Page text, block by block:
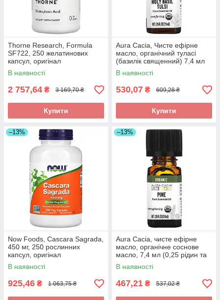
Thorne Research, Formula
SF722, 250 желатинових
капсул, оригінал
В наявності
2 757,64 ₴ 3 169,70 ₴
Купити
Aura Cacia, Чисте ефірне
масло, органічний туласі
(базилік священний) 7,4 мл
(0,25 рідин та си. унції),
оригінал
В наявності
530,07 ₴ 609,28 ₴
Купити
–13%
Now Foods, Cascara Sagrada,
450 мг, 250 рослинних
капсул, оригінал
В наявності
925,46 ₴ 1 063,75 ₴
–13%
Aura Cacia, чисте ефірне
масло, органічне соснове
масло, 7,4 мл (0,25 рідин та
си. унції), оригінал
В наявності
467,21 ₴ 537,02 ₴